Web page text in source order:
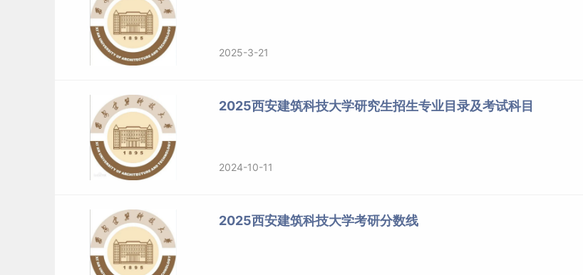
2025-3-21
2025西安建筑科技大学研究生招生专业目录及考试科目
2024-10-11
2025西安建筑科技大学考研分数线